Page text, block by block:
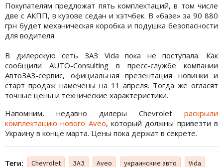
Покупателям предложат пять комплектаций, в том числе
две с АКПП, в кузове седан и хэтчбек. В «базе» за 90 880
грн будет механическая коробка и подушка безопасности
для водителя.
В дилерскую сеть ЗАЗ Vida пока не поступала. Как
сообщили AUTO-Consulting в пресс-службе компании
АвтоЗАЗ-сервис, официальная презентация новинки и
старт продаж намечены на 11 апреля. Тогда же огласят
точные цены и технические характеристики.
Напомним, недавно дилеры Chevrolet раскрыли
комплектацию нового Aveo, который должны привезти в
Украину в конце марта. Цены пока держат в секрете.
Теги: Chevrolet ЗАЗ Aveo украинские авто Vida